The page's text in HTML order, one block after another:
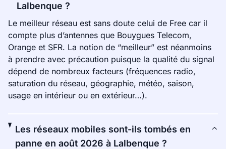
Lalbenque ?
Le meilleur réseau est sans doute celui de Free car il
compte plus d’antennes que Bouygues Telecom,
Orange et SFR. La notion de “meilleur” est néanmoins
à prendre avec précaution puisque la qualité du signal
dépend de nombreux facteurs (fréquences radio,
saturation du réseau, géographie, météo, saison,
usage en intérieur ou en extérieur…).
Les réseaux mobiles sont-ils tombés en
panne en août 2026 à Lalbenque ?